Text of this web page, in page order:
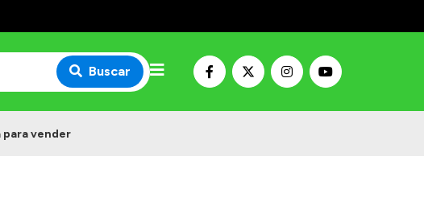
Buscar
para vender